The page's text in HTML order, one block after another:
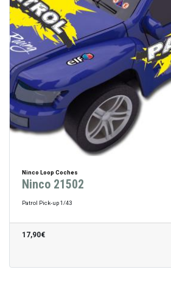
Ninco Loop Coches
Ninco 21502
Patrol Pick-up 1/43
17,90€